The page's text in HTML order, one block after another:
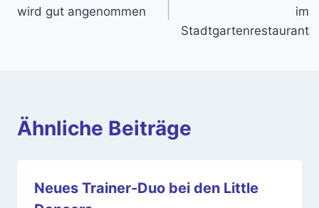
wird gut angenommen
im
Stadtgartenrestaurant
Ähnliche Beiträge
Neues Trainer-Duo bei den Little